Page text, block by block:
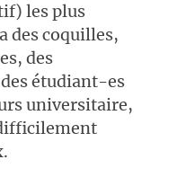
les plus
des coquilles,
des
étudiant-es
universitaire,